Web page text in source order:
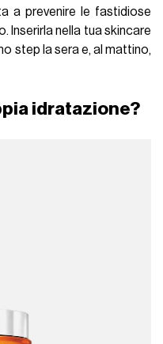
a prevenire le fastidiose
Inserirla nella tua skincare
step la sera e, al mattino,
idratazione?